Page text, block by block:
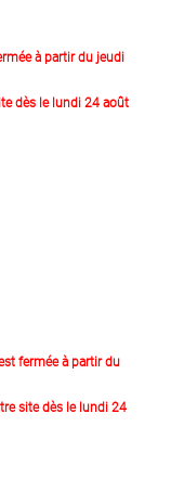
à partir du jeudi
dès le lundi 24 août
fermée à partir du
site dès le lundi 24